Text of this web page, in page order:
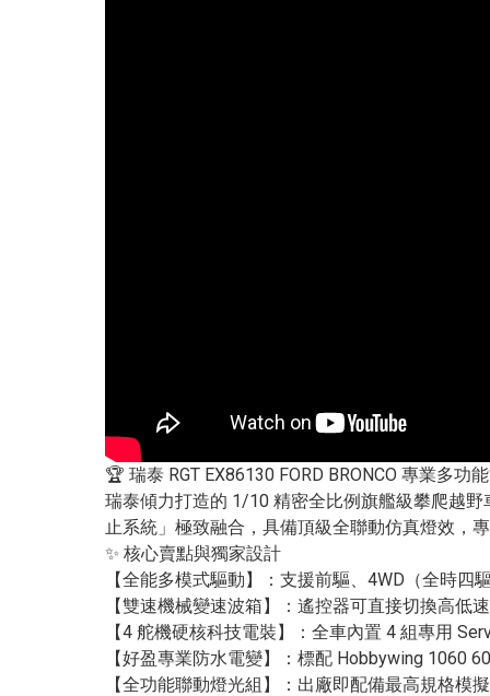
🏆 瑞泰 RGT EX86130 FORD BRONCO 專業多功
瑞泰傾力打造的 1/10 精密全比例旗艦級攀爬越野
止系統」極致融合，具備頂級全聯動仿真燈效，
✨ 核心賣點與獨家設計
【全能多模式驅動】：支援前驅、4WD（全時
【雙速機械變速波箱】：遙控器可直接切換高
【4 舵機硬核科技電裝】：全車內置 4 組專用
【好盈專業防水電變】：標配 Hobbywing 1060
【全功能聯動燈光組】：出廠即配備最高規格